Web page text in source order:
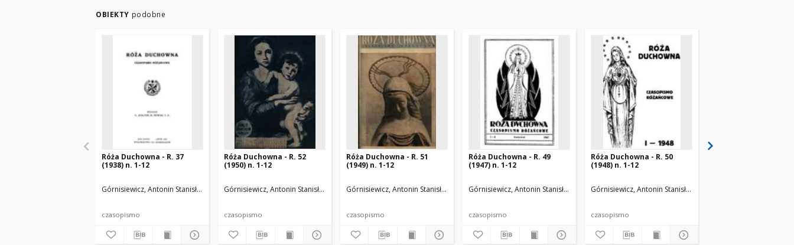
OBIEKTY podobne
Róża Duchowna - R. 37
(1938) n. 1-12
Górnisiewicz, Antonin Stanisław (1871-1948). Red.
czasopismo
Róża Duchowna - R. 52
(1950) n. 1-12
Górnisiewicz, Antonin Stanisław (1871-1948). Red.
czasopismo
Róża Duchowna - R. 51
(1949) n. 1-12
Górnisiewicz, Antonin Stanisław (1871-1948). Red.
czasopismo
Róża Duchowna - R. 49
(1947) n. 1-12
Górnisiewicz, Antonin Stanisław (1871-1948). Red.
czasopismo
Róża Duchowna - R. 50
(1948) n. 1-12
Górnisiewicz, Antonin Stanisław (1871-1948). Red.
czasopismo